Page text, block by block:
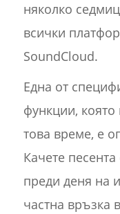
няколко
всички
SoundCloud.
Една от
функции,
това време, е
Качете
преди деня на
частна връзка